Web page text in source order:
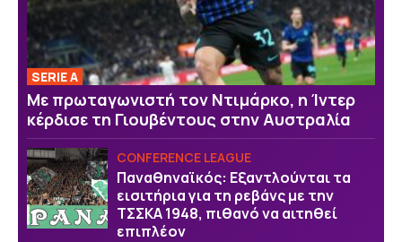
SERIE A
Με πρωταγωνιστή τον Ντιμάρκο, η Ίντερ
κέρδισε τη Γιουβέντους στην Αυστραλία
CONFERENCE LEAGUE
Παναθηναϊκός: Εξαντλούνται τα
εισιτήρια για τη ρεβάνς με την
ΤΣΣΚΑ 1948, πιθανό να αιτηθεί
επιπλέον